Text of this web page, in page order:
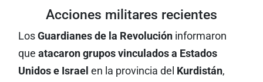
Acciones militares recientes
Los Guardianes de la Revolucióninformaron
que atacaron grupos vinculados a Estados
Unidos e Israel en la provincia del Kurdistán,